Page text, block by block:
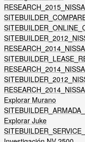
Explorar Murano
Explorar Juke